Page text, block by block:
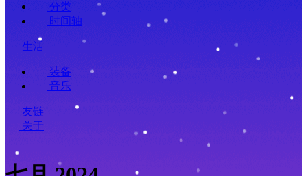
分类
时间轴
生活
装备
音乐
友链
关于